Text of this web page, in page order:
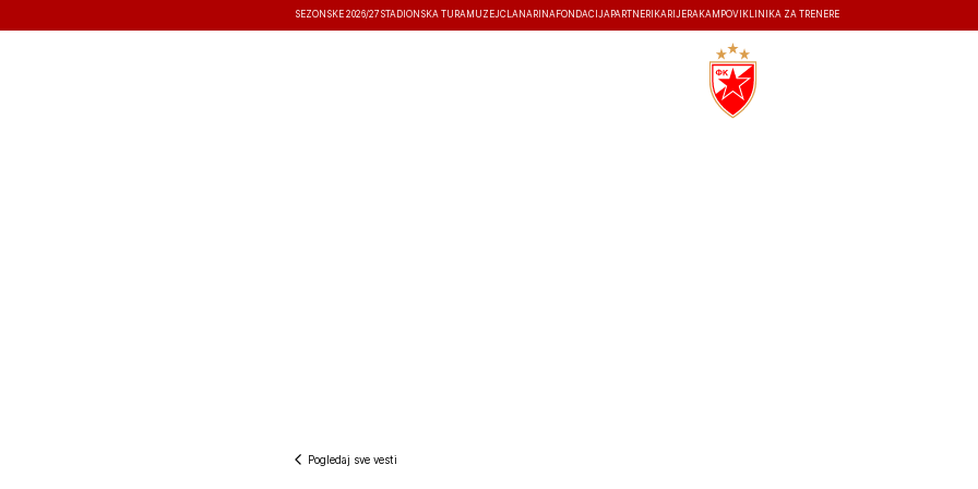
SEZONSKE 2026/27 STADIONSKA TURA MUZEJČLANARINA FONDACIJA PARTNERI KARIJERA KAMPOVI KLINIKA ZA TRENERE
Pogledaj sve vesti